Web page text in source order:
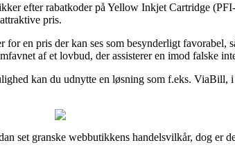
efter rabatkoder på Yellow Inkjet Cartridge
pris.
en pris der kan ses som besynderligt favorabel,
af et lovbud, der assisterer en imod falske
kan du udnytte en løsning som f.eks. ViaBill,
set granske webbutikkens handelsvilkår, dog er